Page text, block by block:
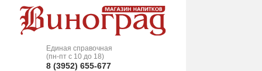
Единая справочная
(пн-пт с 10 до 18)
8 (3952) 655-677